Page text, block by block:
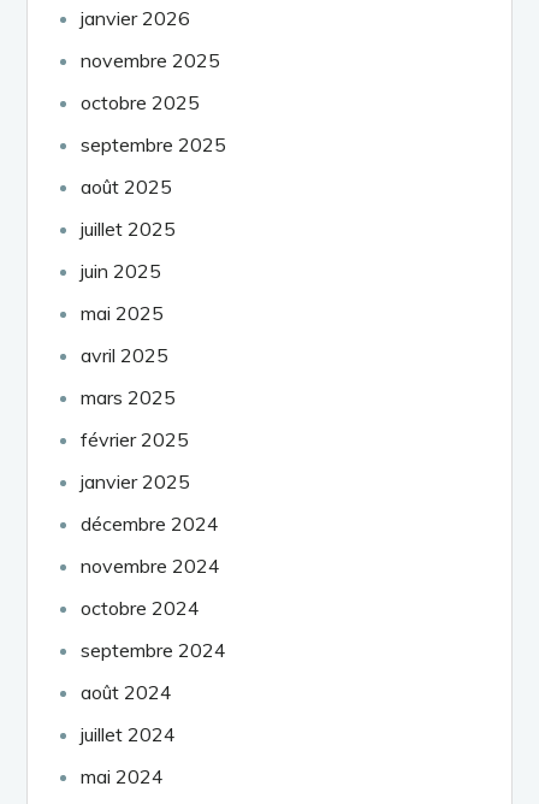
janvier 2026
novembre 2025
octobre 2025
septembre 2025
août 2025
juillet 2025
juin 2025
mai 2025
avril 2025
mars 2025
février 2025
janvier 2025
décembre 2024
novembre 2024
octobre 2024
septembre 2024
août 2024
juillet 2024
mai 2024